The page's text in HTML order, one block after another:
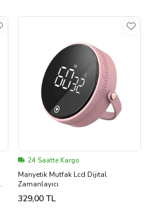
24 Saatte Kargo
Manyetik Mutfak Lcd Dijital
Zamanlayıcı
329,00 TL